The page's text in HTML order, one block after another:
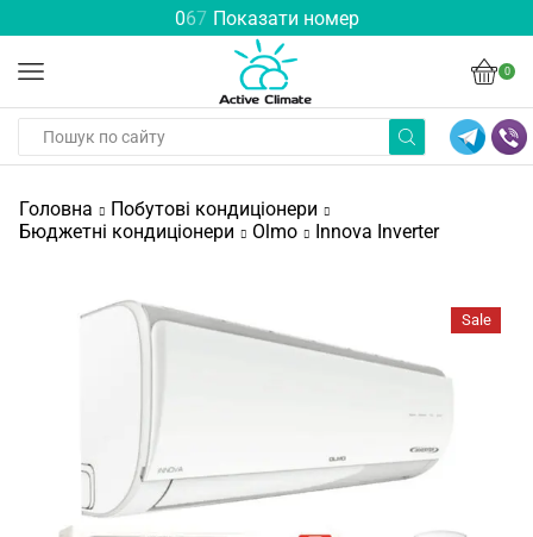
067 Показати номер
0
Головна
Побутові кондиціонери
Бюджетні кондиціонери
Olmo Innova Inverter
Sale